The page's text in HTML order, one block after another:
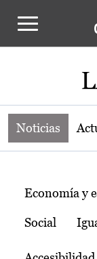
Noticias
Noticias
Temas
Economía y
Social